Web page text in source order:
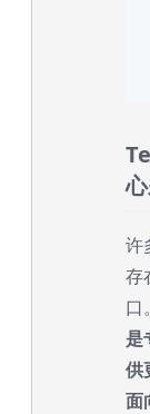
许
存
口
是
供
面